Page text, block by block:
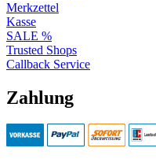
Merkzettel
Kasse
SALE %
Trusted Shops
Callback Service
Zahlung